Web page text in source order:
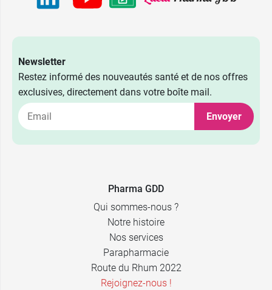
Newsletter
Restez informé des nouveautés santé et de nos offres
exclusives, directement dans votre boîte mail.
Envoyer
Pharma GDD
Qui sommes-nous ?
Notre histoire
Nos services
Parapharmacie
Route du Rhum 2022
Rejoignez-nous !